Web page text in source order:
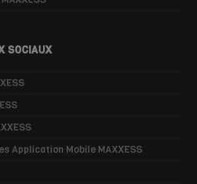
SOCIAUX
Application Mobile MAXXESS